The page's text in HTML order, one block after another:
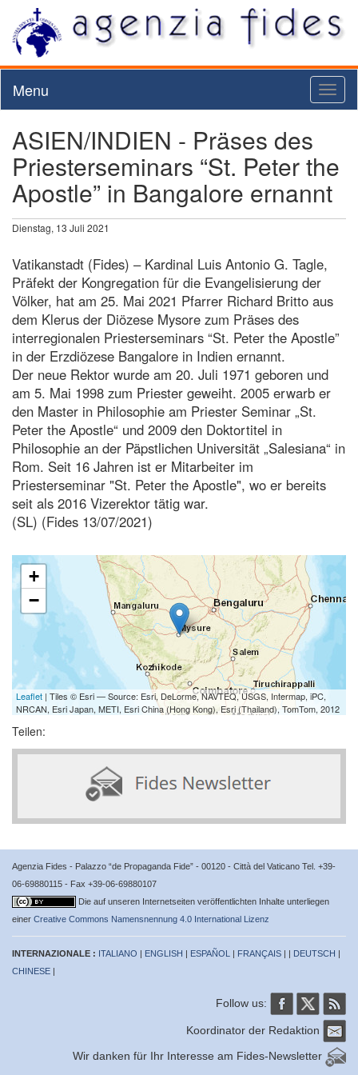
Menu
ASIEN/INDIEN - Präses des
Priesterseminars “St. Peter the
Apostle” in Bangalore ernannt
Dienstag, 13 Juli 2021
Vatikanstadt (Fides) – Kardinal Luis Antonio G. Tagle,
Präfekt der Kongregation für die Evangelisierung der
Völker, hat am 25. Mai 2021 Pfarrer Richard Britto aus
dem Klerus der Diözese Mysore zum Präses des
interregionalen Priesterseminars “St. Peter the Apostle”
in der Erzdiözese Bangalore in Indien ernannt.
Der neue Rektor wurde am 20. Juli 1971 geboren und
am 5. Mai 1998 zum Priester geweiht. 2005 erwarb er
den Master in Philosophie am Priester Seminar „St.
Peter the Apostle“ und 2009 den Doktortitel in
Philosophie an der Päpstlichen Universität „Salesiana“ in
Rom. Seit 16 Jahren ist er Mitarbeiter im
Priesterseminar "St. Peter the Apostle", wo er bereits
seit als 2016 Vizerektor tätig war.
(SL) (Fides 13/07/2021)
+
−
Leaflet | Tiles © Esri — Source: Esri, DeLorme, NAVTEQ, USGS, Intermap, iPC,
NRCAN, Esri Japan, METI, Esri China (Hong Kong), Esri (Thailand), TomTom, 2012
Teilen:
Agenzia Fides - Palazzo “de Propaganda Fide” - 00120 - Città del Vaticano Tel. +39-
06-69880115 - Fax +39-06-69880107
Die auf unseren Internetseiten veröffentlichten Inhalte unterliegen
einer Creative Commons Namensnennung 4.0 International Lizenz
INTERNAZIONALE : ITALIANO | ENGLISH | ESPAÑOL | FRANÇAIS | | DEUTSCH |
CHINESE |
Follow us:
Koordinator der Redaktion
Wir danken für Ihr Interesse am Fides-Newsletter